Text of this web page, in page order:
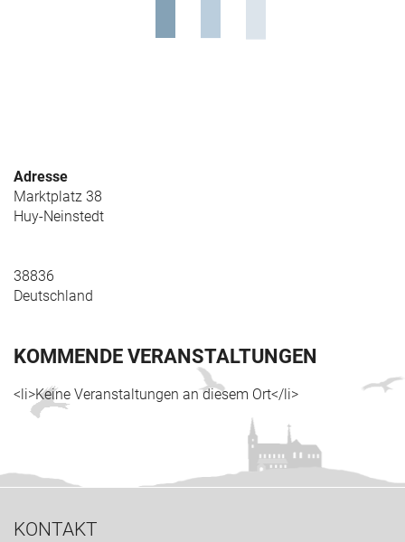
Adresse
Marktplatz 38
Huy-Neinstedt
38836
Deutschland
KOMMENDE VERANSTALTUNGEN
<li>Keine Veranstaltungen an diesem Ort</li>
KONTAKT